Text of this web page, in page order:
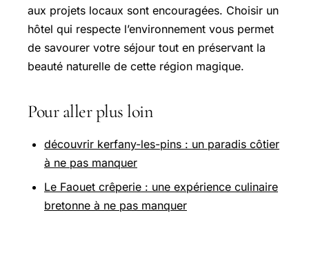
aux projets locaux sont encouragées. Choisir un
hôtel qui respecte l’environnement vous permet
de savourer votre séjour tout en préservant la
beauté naturelle de cette région magique.
Pour aller plus loin
découvrir kerfany-les-pins : un paradis côtier
à ne pas manquer
Le Faouet crêperie : une expérience culinaire
bretonne à ne pas manquer